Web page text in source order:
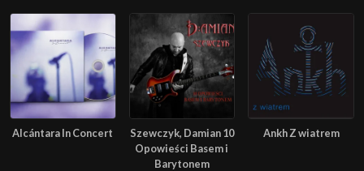
Alcántara In Concert
Szewczyk, Damian 10
Opowieści Basem i
Barytonem
Ankh Z wiatrem